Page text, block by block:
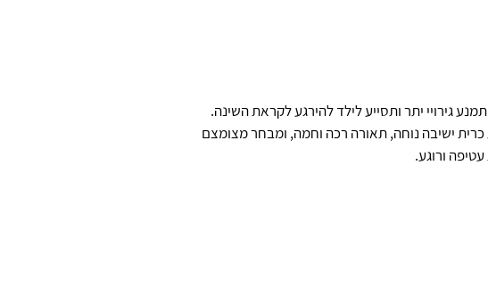
גירויי יתר ותסייע לילד להירגע לקראת השינה.
ישיבה נוחה, תאורה רכה וחמה, ומבחר מצומצם
ורוגע.